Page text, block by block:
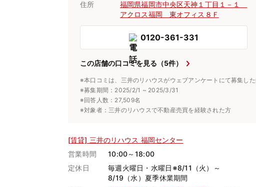
住所
福岡県福岡市中央区天神１丁目１－１
アクロス福岡 東オフィス８Ｆ
0120-361-331
この店舗の口コミを見る（5件）
※本口コミは、三井のリハウスがウェブアンケートにて募集した
※募集期間：2025/2/1 ~ 2025/3/31
※回答人数：27,509名
※対象者：三井のリハウスで不動産売買を経験された方
[賃貸] 三井のリハウス 福岡センター
営業時間
10:00～18:00
定休日
毎週火曜日・水曜日※8/11（火）～
8/19（水）夏季休業期間